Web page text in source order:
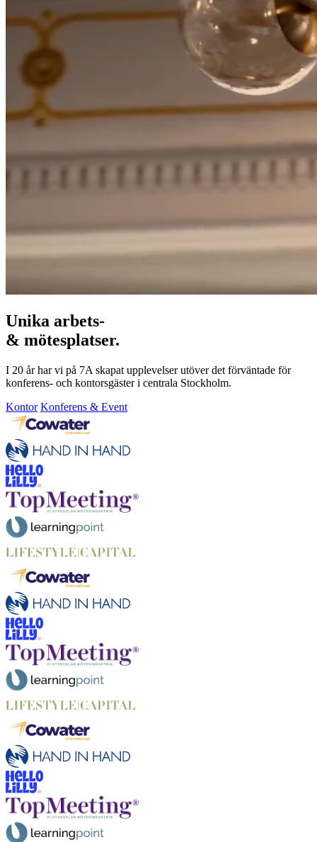
Unika arbets-
& mötesplatser.
I 20 år har vi på 7A skapat upplevelser utöver det förväntade för
konferens- och kontorsgäster i centrala Stockholm.
Kontor Konferens & Event